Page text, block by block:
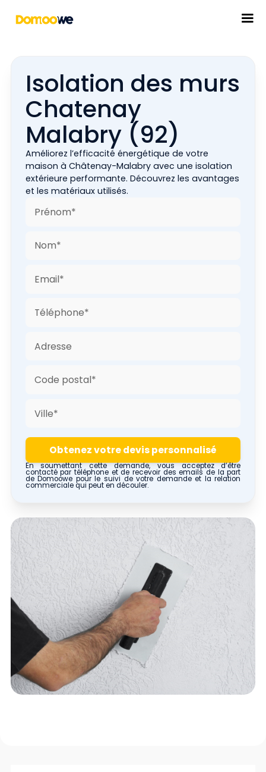
Isolation des murs
Chatenay
Malabry (92)
Améliorez l’efficacité énergétique de votre
maison à Châtenay-Malabry avec une isolation
extérieure performante. Découvrez les avantages
et les matériaux utilisés.
En soumettant cette demande, vous acceptez d’être
contacté par téléphone et de recevoir des emails de la part
de Domoowe pour le suivi de votre demande et la relation
commerciale qui peut en découler.